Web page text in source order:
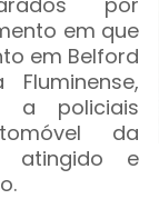
em que
em Belford
a policiais
da
atingido e